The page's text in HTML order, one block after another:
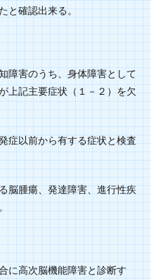
と確認出来る。
障害のうち、身体障害として
上記主要症状（１－２）を欠
症以前から有する症状と検査
脳腫瘍、発達障害、進行性疾
高次脳機能障害と診断す